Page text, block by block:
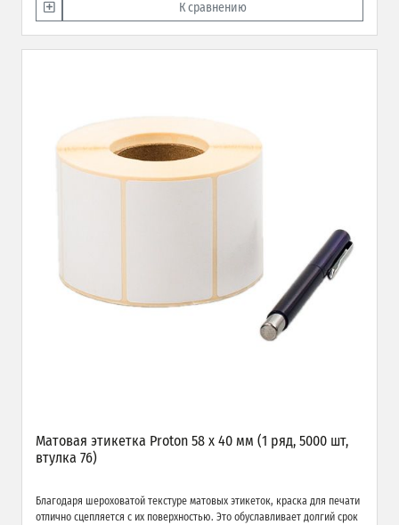
К сравнению
Матовая этикетка Proton 58 х 40 мм (1 ряд, 5000 шт,
втулка 76)
Благодаря шероховатой текстуре матовых этикеток, краска для печати
отлично сцепляется с их поверхностью. Это обуславливает долгий срок